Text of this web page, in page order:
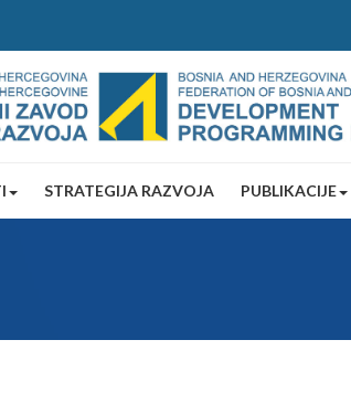
STRATEGIJA RAZVOJA PUBLIKACIJE